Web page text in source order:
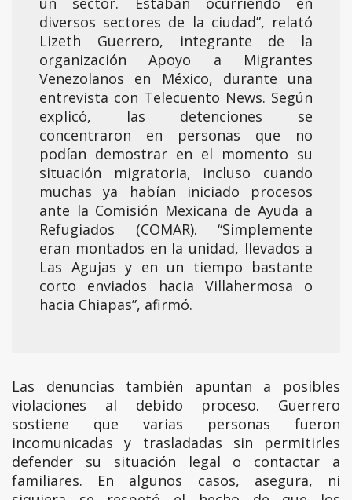
diversos sectores de la ciudad”, relató
Lizeth Guerrero, integrante de la
organización Apoyo a Migrantes
Venezolanos en México, durante una
entrevista con Telecuento News. Según
explicó, las detenciones se
concentraron en personas que no
podían demostrar en el momento su
situación migratoria, incluso cuando
muchas ya habían iniciado procesos
ante la Comisión Mexicana de Ayuda a
Refugiados (COMAR). “Simplemente
eran montados en la unidad, llevados a
Las Agujas y en un tiempo bastante
corto enviados hacia Villahermosa o
hacia Chiapas”, afirmó.
Las denuncias también apuntan a posibles
violaciones al debido proceso. Guerrero
sostiene que varias personas fueron
incomunicadas y trasladadas sin permitirles
defender su situación legal o contactar a
familiares. En algunos casos, asegura, ni